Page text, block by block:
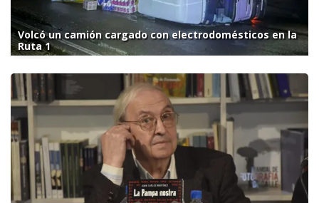
Volcó un camión cargado con electrodomésticos en la
Ruta 1